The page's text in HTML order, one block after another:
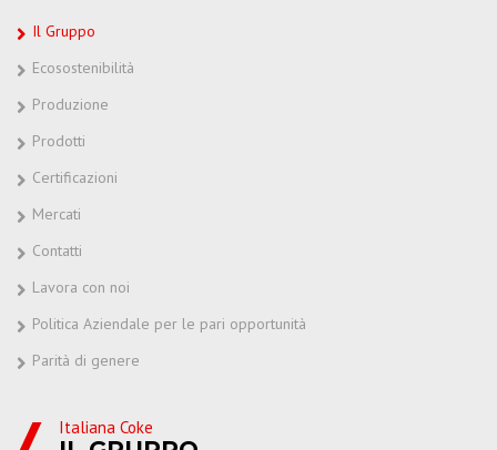
Il Gruppo
Ecosostenibilità
Produzione
Prodotti
Certificazioni
Mercati
Contatti
Lavora con noi
Politica Aziendale per le pari opportunità
Parità di genere
Italiana Coke